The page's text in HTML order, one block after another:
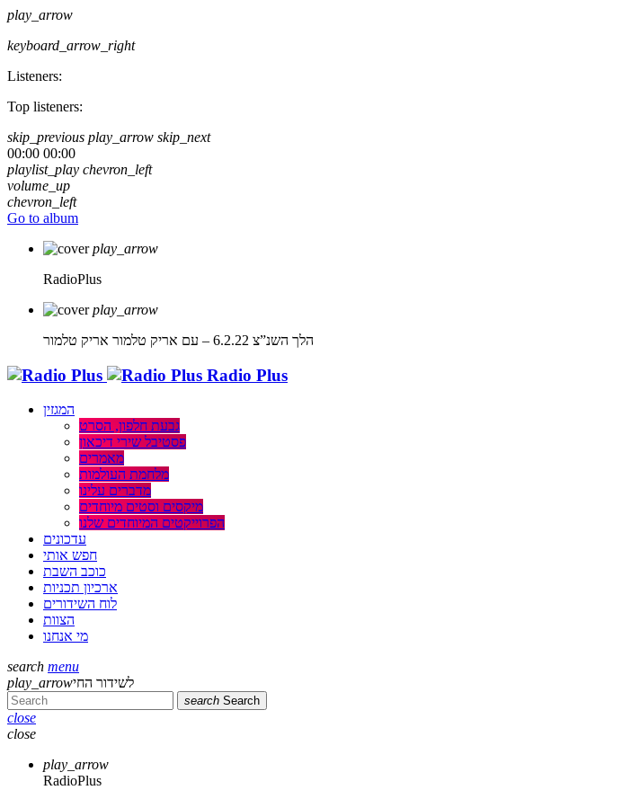
play_arrow
keyboard_arrow_right
Listeners:
Top listeners:
skip_previous play_arrow skip_next
00:00 00:00
playlist_play chevron_left
volume_up
chevron_left
Go to album
play_arrow
RadioPlus
play_arrow
הלך השנ”צ 6.2.22 – עם אריק טלמור
אריק טלמור
Radio Plus
המגזין
גבעת חלפון, הסרט
פסטיבל שירי דיכאון
מאמרים
מלחמת העולמות
מדברים עלינו
מיקסים וסטים מיוחדים
הפרוייקטים המיוחדים שלנו
עדכונים
חפש אותי
כוכב השבת
ארכיון תכניות
לוח השידורים
הצוות
מי אנחנו
search menu
play_arrowלשידור החי
search Search
close
close
play_arrow
RadioPlus